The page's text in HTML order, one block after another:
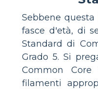
Sebbene
fasce d'età, di
Standard di
Grado 5. Si
Common
filamenti